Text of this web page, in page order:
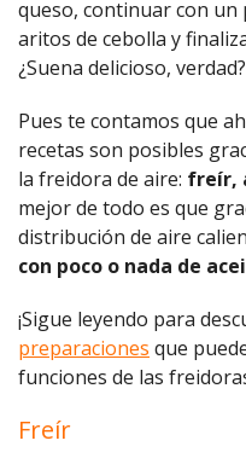
queso, continuar con un
aritos de cebolla y
¿Suena delicioso, verdad?
Pues te contamos que
recetas son posibles
la freidora de aire: freír,
mejor de todo es que
distribución de aire
con poco o nada de
¡Sigue leyendo para
preparaciones que
funciones de las
Freír